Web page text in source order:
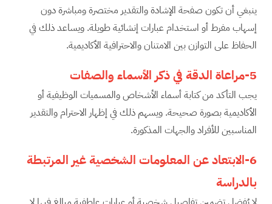
ينبغي أن تكون صفحة الإشادة والتقدير مختصرة ومباشرة دون
إسهاب مفرط أو استخدام عبارات إنشائية طويلة. ويساعد ذلك في
الحفاظ على التوازن بين الامتنان والاحترافية الأكاديمية.
5-مراعاة الدقة في ذكر الأسماء والصفات
يجب التأكد من كتابة أسماء الأشخاص والمسميات الوظيفية أو
الأكاديمية بصورة صحيحة. ويسهم ذلك في إظهار الاحترام والتقدير
المناسبين للأفراد والجهات المذكورة.
6-الابتعاد عن المعلومات الشخصية غير المرتبطة
بالدراسة